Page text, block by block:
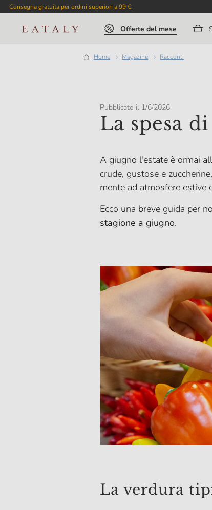
Consegna gratuita per ordini superiori a 99 €!
Offerte del mese
Home magazine Racconti
Pubblicato il 1/6/2026
La spesa
A giugno l'estate è ormai
crude, gustose e
mente ad atmosfere estive
Ecco una breve guida per
stagione a giugno.
La verdura